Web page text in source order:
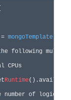
= mongoTemplate
following multi-
CPUs
Runtime
number of logical